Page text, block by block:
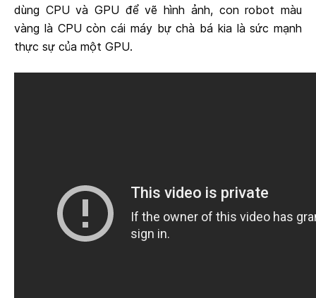
dùng CPU và GPU để vẽ hình ảnh, con robot màu
vàng là CPU còn cái máy bự chà bá kia là sức mạnh
thực sự của một GPU.